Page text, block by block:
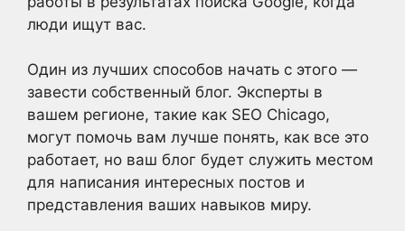
люди ищут вас.
Один из лучших способов начать с этого —
завести собственный блог. Эксперты в
вашем регионе, такие как SEO Chicago,
могут помочь вам лучше понять, как все это
работает, но ваш блог будет служить местом
для написания интересных постов и
представления ваших навыков миру.